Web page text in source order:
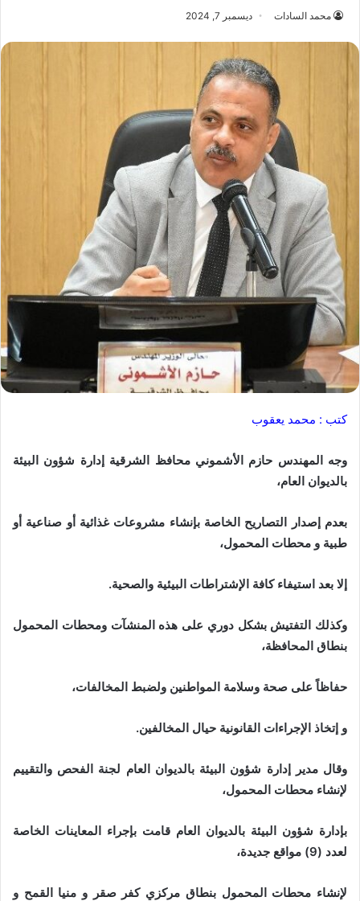
محمد السادات ديسمبر 7, 2024
كتب : محمد يعقوب
وجه المهندس حازم الأشموني محافظ الشرقية إدارة شؤون البيئة
بالديوان العام،
بعدم إصدار التصاريح الخاصة بإنشاء مشروعات غذائية أو صناعية أو
طبية و محطات المحمول،
إلا بعد استيفاء كافة الإشتراطات البيئية والصحية.
وكذلك التفتيش بشكل دوري على هذه المنشآت ومحطات المحمول
بنطاق المحافظة،
حفاظاً على صحة وسلامة المواطنين ولضبط المخالفات،
و إتخاذ الإجراءات القانونية حيال المخالفين.
وقال مدير إدارة شؤون البيئة بالديوان العام لجنة الفحص والتقييم
لإنشاء محطات المحمول،
بإدارة شؤون البيئة بالديوان العام قامت بإجراء المعاينات الخاصة
لعدد (9) مواقع جديدة،
لإنشاء محطات المحمول بنطاق مركزي كفر صقر و منيا القمح و